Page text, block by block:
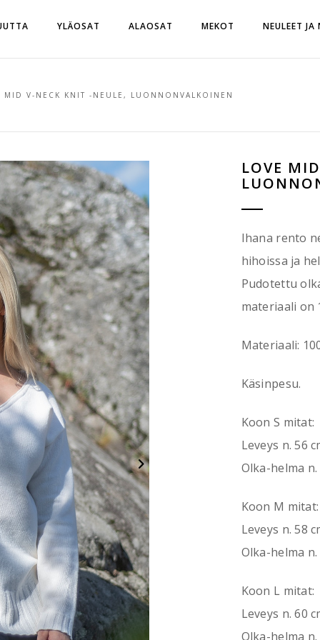
YLÄOSAT ALAOSAT MEKOT NEULEET JA
MID V-NECK KNIT -NEULE, LUONNONVALKOINEN
LOVE
Ihana rento
hihoissa ja
Pudotettu
materiaali on
Materiaali:
Käsinpesu.
Koon S mitat:
Leveys n. 56
Olka-helma n.
Koon M mitat:
Leveys n. 58
Olka-helma n.
Koon L mitat:
Leveys n. 60
Olka-helma n.